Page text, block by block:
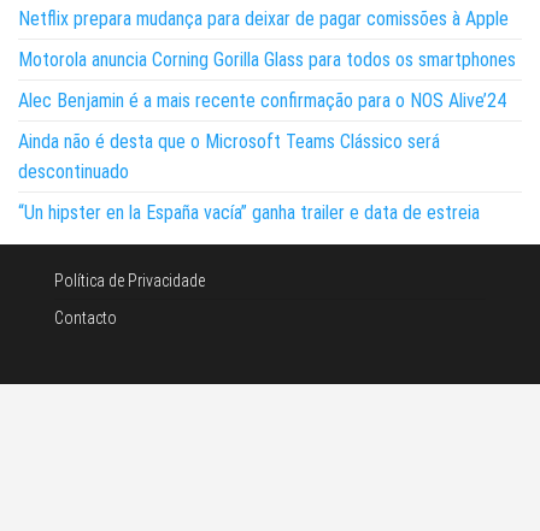
Netflix prepara mudança para deixar de pagar comissões à Apple
Motorola anuncia Corning Gorilla Glass para todos os smartphones
Alec Benjamin é a mais recente confirmação para o NOS Alive’24
Ainda não é desta que o Microsoft Teams Clássico será
descontinuado
“Un hipster en la España vacía” ganha trailer e data de estreia
Política de Privacidade
Contacto